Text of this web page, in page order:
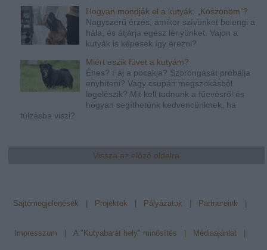
Hogyan mondják el a kutyák: „Köszönöm”?
Nagyszerű érzés, amikor szívünket belengi a
hála, és átjárja egész lényünket. Vajon a
kutyák is képesek így érezni?
Miért eszik füvet a kutyám?
Éhes? Fáj a pocakja? Szorongását próbálja
enyhíteni? Vagy csupán megszokásból
legelészik? Mit kell tudnunk a fűevésről és
hogyan segíthetünk kedvencünknek, ha
túlzásba viszi?
Vissza az előző oldalra
Sajtómegjelenések Projektek Pályázatok Partnereink
Impresszum A "Kutyabarát hely" minősítés Médiaajánlat